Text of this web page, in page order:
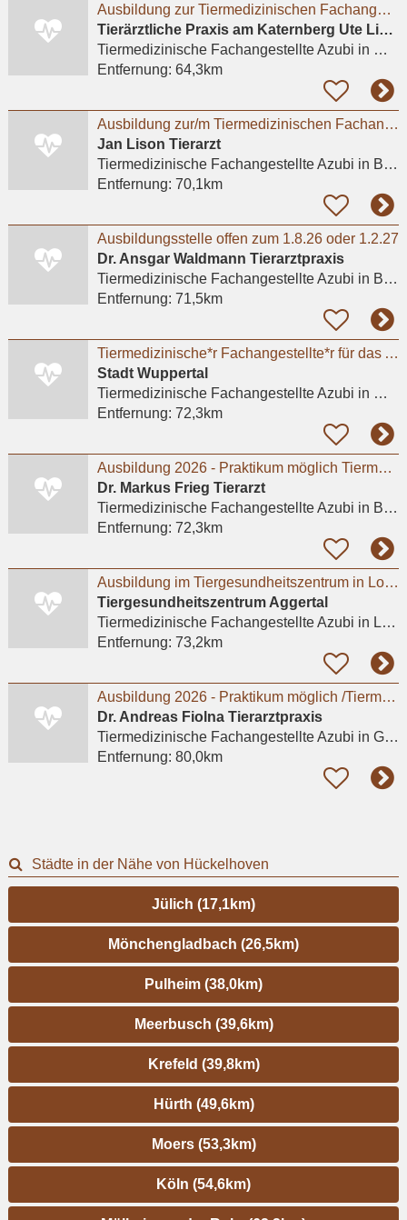
Ausbildung zur Tiermedizinischen Fachangestellten (m/w/d)
Tierärztliche Praxis am Katernberg Ute Lipka
Tiermedizinische Fachangestellte Azubi in Wuppertal
Entfernung: 64,3km
Ausbildung zur/m Tiermedizinischen Fachangestellten (m/w/d) - Praktikum möglich
Jan Lison Tierarzt
Tiermedizinische Fachangestellte Azubi in Bottrop, Vonderort
Entfernung: 70,1km
Ausbildungsstelle offen zum 1.8.26 oder 1.2.27
Dr. Ansgar Waldmann Tierarztpraxis
Tiermedizinische Fachangestellte Azubi in Bonn
Entfernung: 71,5km
Tiermedizinische*r Fachangestellte*r für das Ausbildungsjahr 2026
Stadt Wuppertal
Tiermedizinische Fachangestellte Azubi in Wuppertal, Barmen
Entfernung: 72,3km
Ausbildung 2026 - Praktikum möglich Tiermedizinische/r Fachangestellte/r (m/w/d) 01.08.2026
Dr. Markus Frieg Tierarzt
Tiermedizinische Fachangestellte Azubi in Bottrop, Stadtmitte
Entfernung: 72,3km
Ausbildung im Tiergesundheitszentrum in Lohmar m/w/d
Tiergesundheitszentrum Aggertal
Tiermedizinische Fachangestellte Azubi in Lohmar, Wahlscheid
Entfernung: 73,2km
Ausbildung 2026 - Praktikum möglich /Tiermedizinische Fachangestellte m/w/d
Dr. Andreas Fiolna Tierarztpraxis
Tiermedizinische Fachangestellte Azubi in Gelsenkirchen
Entfernung: 80,0km
Städte in der Nähe von Hückelhoven
Jülich (17,1km)
Mönchengladbach (26,5km)
Pulheim (38,0km)
Meerbusch (39,6km)
Krefeld (39,8km)
Hürth (49,6km)
Moers (53,3km)
Köln (54,6km)